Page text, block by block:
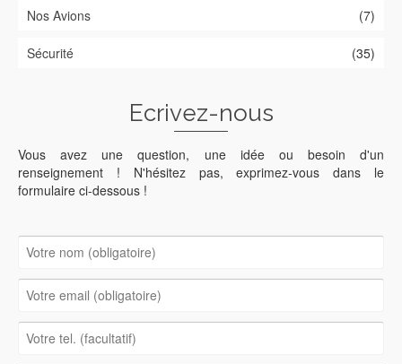
Nos Avions (7)
Sécurité (35)
Ecrivez-nous
Vous avez une question, une idée ou besoin d'un
renseignement ! N'hésitez pas, exprimez-vous dans le
formulaire ci-dessous !